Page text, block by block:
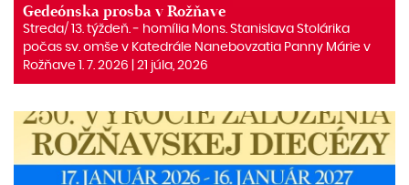
Gedeónska prosba v Rožňave
Streda/ 13. týždeň. ‒ homília Mons. Stanislava Stolárika
počas sv. omše v Katedrále Nanebovzatia Panny Márie v
Rožňave 1. 7. 2026 | 21 júla, 2026